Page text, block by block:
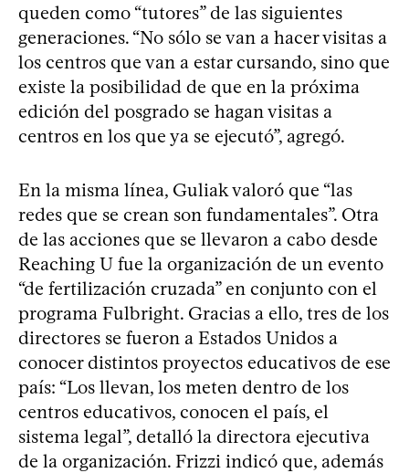
queden como “tutores” de las siguientes
generaciones. “No sólo se van a hacer visitas a
los centros que van a estar cursando, sino que
existe la posibilidad de que en la próxima
edición del posgrado se hagan visitas a
centros en los que ya se ejecutó”, agregó.
En la misma línea, Guliak valoró que “las
redes que se crean son fundamentales”. Otra
de las acciones que se llevaron a cabo desde
Reaching U fue la organización de un evento
“de fertilización cruzada” en conjunto con el
programa Fulbright. Gracias a ello, tres de los
directores se fueron a Estados Unidos a
conocer distintos proyectos educativos de ese
país: “Los llevan, los meten dentro de los
centros educativos, conocen el país, el
sistema legal”, detalló la directora ejecutiva
de la organización. Frizzi indicó que, además